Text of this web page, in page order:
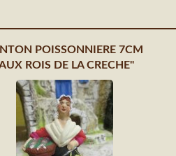
POISSONNIERE 7CM
ROIS DE LA CRECHE"